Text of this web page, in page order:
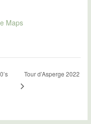
Maps
Tour d’Asperge 2022